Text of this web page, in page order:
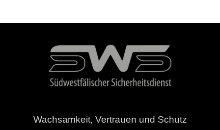
Wachsamkeit, Vertrauen und Schutz